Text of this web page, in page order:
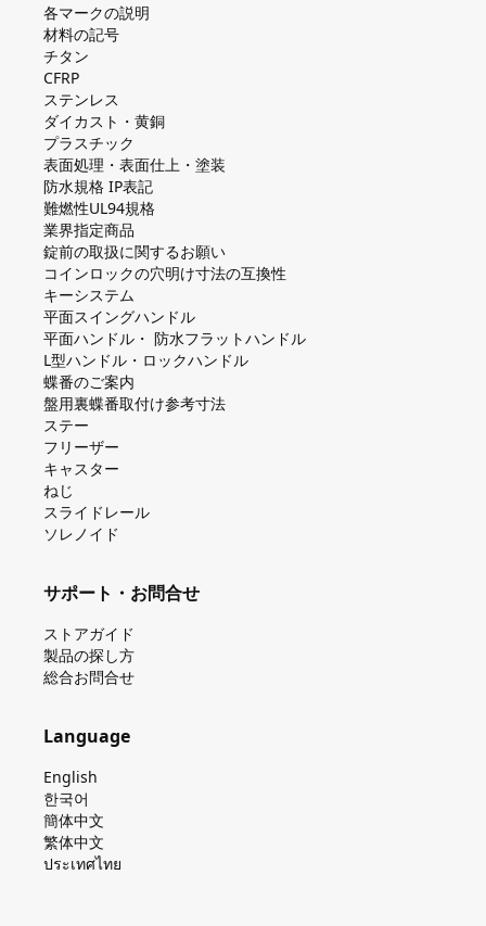
各マークの説明
材料の記号
チタン
CFRP
ステンレス
ダイカスト・⻩銅
プラスチック
表面処理・表面仕上・塗装
防⽔規格 IP表記
難燃性UL94規格
業界指定商品
錠前の取扱に関するお願い
コインロックの⽳明け⼨法の互換性
キーシステム
平⾯スイングハンドル
平⾯ハンドル・ 防⽔フラットハンドル
L型ハンドル・ロックハンドル
蝶番のご案内
盤⽤裏蝶番取付け参考⼨法
ステー
フリーザー
キャスター
ねじ
スライドレール
ソレノイド
サポート・お問合せ
ストアガイド
製品の探し⽅
総合お問合せ
Language
English
한국어
簡体中文
繁体中文
ประเทศไทย